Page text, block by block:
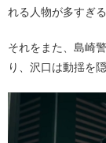
れる人物が多すぎ
それをまた、島崎
り、沢口は動揺を